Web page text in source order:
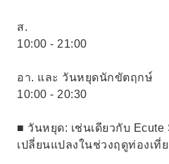
ส.
10:00 - 21:00
อา. และ วันหยุดนักขัตฤกษ์
10:00 - 20:30
■ วันหยุด: เช่นเดียวกับ Ecute
เปลี่ยนแปลงในช่วงฤดูท่องเที่ย